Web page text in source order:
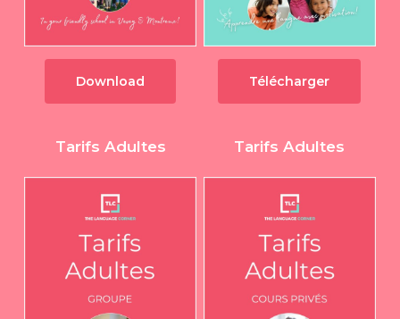
Download Télécharger
Tarifs Adultes Tarifs Adultes